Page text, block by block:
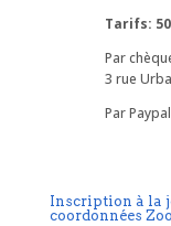
Tarifs:
Par
3 rue
Par
Inscription à la
coordonnées